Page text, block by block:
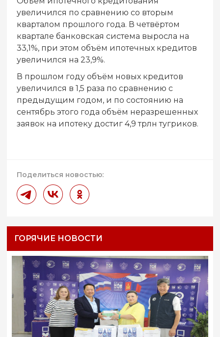
увеличился по сравнению со вторым
кварталом прошлого года. В четвёртом
квартале банковская система выросла на
33,1%, при этом объём ипотечных кредитов
увеличился на 23,9%.
В прошлом году объём новых кредитов
увеличился в 1,5 раза по сравнению с
предыдущим годом, и по состоянию на
сентябрь этого года объём неразрешенных
заявок на ипотеку достиг 4,9 трлн тугриков.
Поделиться новостью:
ГОРЯЧИЕ НОВОСТИ